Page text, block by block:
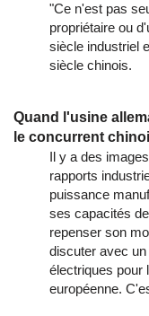
"Ce n'est pas
propriétaire ou
siècle industriel
siècle chinois.
Quand l'usine
le concurrent
Il y a des
rapports
puissance
ses capacités
repenser son
discuter avec
électriques pour
européenne.